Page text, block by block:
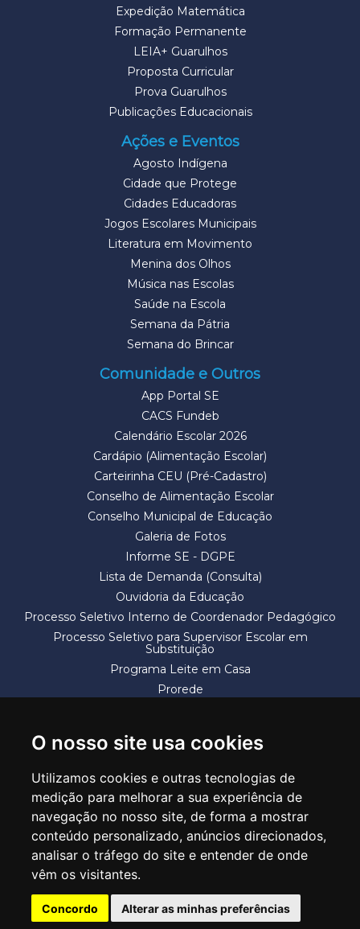
O nosso site usa cookies
Utilizamos cookies e outras tecnologias de
medição para melhorar a sua experiência de
navegação no nosso site, de forma a mostrar
conteúdo personalizado, anúncios direcionados,
analisar o tráfego do site e entender de onde
vêm os visitantes.
Concordo Alterar as minhas preferências
Expedição Matemática
Formação Permanente
LEIA+ Guarulhos
Proposta Curricular
Prova Guarulhos
Publicações Educacionais
Ações e Eventos
Agosto Indígena
Cidade que Protege
Cidades Educadoras
Jogos Escolares Municipais
Literatura em Movimento
Menina dos Olhos
Música nas Escolas
Saúde na Escola
Semana da Pátria
Semana do Brincar
Comunidade e Outros
App Portal SE
CACS Fundeb
Calendário Escolar 2026
Cardápio (Alimentação Escolar)
Carteirinha CEU (Pré-Cadastro)
Conselho de Alimentação Escolar
Conselho Municipal de Educação
Galeria de Fotos
Informe SE - DGPE
Lista de Demanda (Consulta)
Ouvidoria da Educação
Processo Seletivo Interno de Coordenador Pedagógico
Processo Seletivo para Supervisor Escolar em
Substituição
Programa Leite em Casa
Prorede
SECRETARIA DE EDUCAÇÃO
Rua Claudino Barbosa, 313 - Macedo - Guarulhos/SP CEP 07113-040
Central de Atendimento: *55 11 2475-7300